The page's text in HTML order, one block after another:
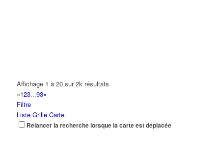
Affichage 1 à 20 sur 2k résultats
«123...93»
Filtre
Liste Grille Carte
Relancer la recherche lorsque la carte est déplacée